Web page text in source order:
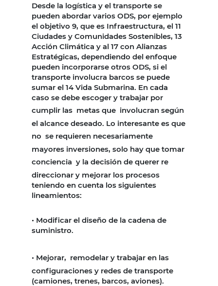
Desde la logística y el transporte se
pueden abordar varios ODS, por ejemplo
el objetivo 9, que es Infraestructura, el 11
Ciudades y Comunidades Sostenibles, 13
Acción Climática y al 17 con Alianzas
Estratégicas, dependiendo del enfoque
pueden incorporarse otros ODS, si el
transporte involucra barcos se puede
sumar el 14 Vida Submarina. En cada
caso se debe escoger y trabajar por
cumplir las metas que involucran según
el alcance deseado. Lo interesante es que
no se requieren necesariamente
mayores inversiones, solo hay que tomar
conciencia y la decisión de querer re
direccionar y mejorar los procesos
teniendo en cuenta los siguientes
lineamientos:
• Modificar el diseño de la cadena de
suministro.
• Mejorar, remodelar y trabajar en las
configuraciones y redes de transporte
(camiones, trenes, barcos, aviones).